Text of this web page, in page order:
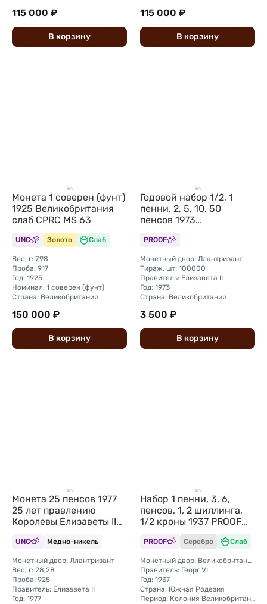
115 000 ₽
В корзину
115 000 ₽
В корзину
Монета 1 соверен (фунт)
1925 Великобритания
слаб CPRC MS 63
UNC Золото Слаб
Вес, г: 7,98
Проба: 917
Год: 1925
Номинал: 1 соверен (фунт)
Страна: Великобритания
150 000 ₽
В корзину
Годовой набор 1/2, 1
пенни, 2, 5, 10, 50
пенсов 1973
Северная Ирландия 6
монет
PROOF
Монетный двор: Ллантризант
Тираж, шт: 100000
Правитель: Елизавета II
Год: 1973
Страна: Великобритания
3 500 ₽
В корзину
Монета 25 пенсов 1977
25 лет правлению
Королевы Елизаветы II
UNC Медно-никель
Монетный двор: Ллантризант
Вес, г: 28,28
Проба: 925
Правитель: Елизавета II
Год: 1977
Набор 1 пенни, 3, 6,
пенсов, 1, 2 шиллинга,
1/2 кроны 1937 PROOF
Южная Родезия слабы
NGC PF 63-66 6 монет
PROOF Серебро Слаб
Монетный двор: Великобритания, Лондон
Правитель: Георг VI
Год: 1937
Страна: Южная Родезия
Период: Колония Великобритании (1932 - 1955)